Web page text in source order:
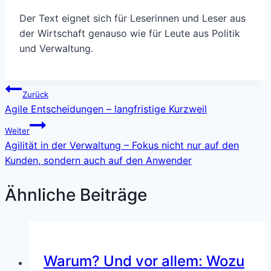
Der Text eignet sich für Leserinnen und Leser aus
der Wirtschaft genauso wie für Leute aus Politik
und Verwaltung.
Beitragsnavigation
Zurück
Agile Entscheidungen – langfristige Kurzweil
Weiter
Agilität in der Verwaltung – Fokus nicht nur auf den
Kunden, sondern auch auf den Anwender
Ähnliche Beiträge
Warum? Und vor allem: Wozu